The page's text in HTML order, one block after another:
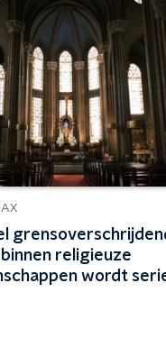
religieuze
wordt